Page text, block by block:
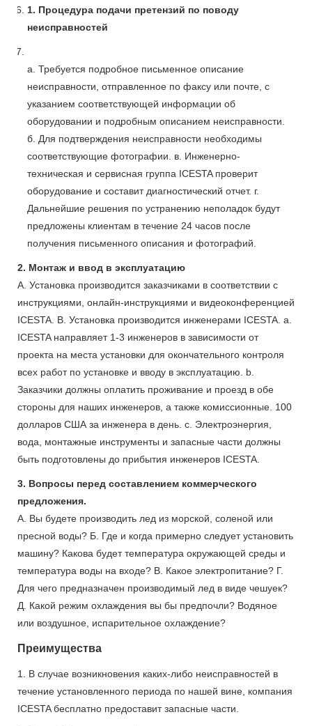
1. Процедура подачи претензий по поводу
неисправностей
а. Требуется подробное письменное описание
неисправности, отправленное по факсу или почте, с
указанием соответствующей информации об
оборудовании и подробным описанием неисправности.
б. Для подтверждения неисправности необходимы
соответствующие фотографии. в. Инженерно-
техническая и сервисная группа ICESTA проверит
оборудование и составит диагностический отчет. г.
Дальнейшие решения по устранению неполадок будут
предложены клиентам в течение 24 часов после
получения письменного описания и фотографий.
2. Монтаж и ввод в эксплуатацию
A. Установка производится заказчиками в соответствии с
инструкциями, онлайн-инструкциями и видеоконференцией
ICESTA. B. Установка производится инженерами ICESTA. a.
ICESTA направляет 1-3 инженеров в зависимости от
проекта на места установки для окончательного контроля
всех работ по установке и вводу в эксплуатацию. b.
Заказчики должны оплатить проживание и проезд в обе
стороны для наших инженеров, а также комиссионные. 100
долларов США за инженера в день. c. Электроэнергия,
вода, монтажные инструменты и запасные части должны
быть подготовлены до прибытия инженеров ICESTA.
3. Вопросы перед составлением коммерческого
предложения.
А. Вы будете производить лед из морской, соленой или
пресной воды? Б. Где и когда примерно следует установить
машину? Какова будет температура окружающей среды и
температура воды на входе? В. Какое электропитание? Г.
Для чего предназначен производимый лед в виде чешуек?
Д. Какой режим охлаждения вы бы предпочли? Водяное
или воздушное, испарительное охлаждение?
Преимущества
1. В случае возникновения каких-либо неисправностей в
течение установленного периода по нашей вине, компания
ICESTA бесплатно предоставит запасные части.